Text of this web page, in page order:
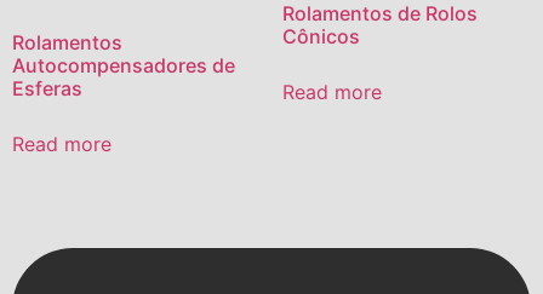
Rolamentos
Autocompensadores de
Esferas
Read more
Rolamentos de Rolos
Cônicos
Read more